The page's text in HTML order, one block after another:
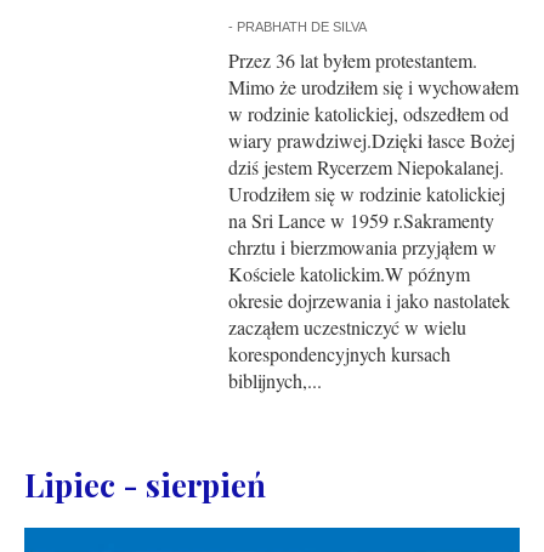
- PRABHATH DE SILVA
Przez 36 lat byłem protestantem.
Mimo że urodziłem się i wychowałem
w rodzinie katolickiej, odszedłem od
wiary prawdziwej.Dzięki łasce Bożej
dziś jestem Rycerzem Niepokalanej.
Urodziłem się w rodzinie katolickiej
na Sri Lance w 1959 r.Sakramenty
chrztu i bierzmowania przyjąłem w
Kościele katolickim.W późnym
okresie dojrzewania i jako nastolatek
zacząłem uczestniczyć w wielu
korespondencyjnych kursach
biblijnych,...
Lipiec - sierpień